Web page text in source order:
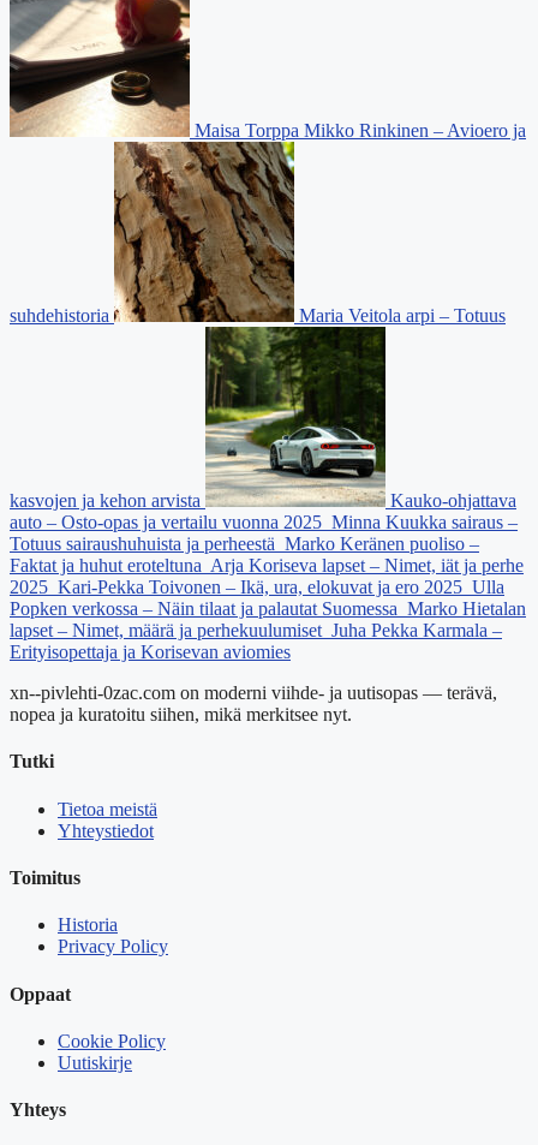
Maisa Torppa Mikko Rinkinen – Avioero ja
suhdehistoria Maria Veitola arpi – Totuus
kasvojen ja kehon arvista
Kauko-ohjattava
auto – Osto-opas ja vertailu vuonna 2025 Minna Kuukka sairaus –
Totuus sairaushuhuista ja perheestä Marko Keränen puoliso –
Faktat ja huhut eroteltuna Arja Koriseva lapset – Nimet, iät ja perhe
2025 Kari-Pekka Toivonen – Ikä, ura, elokuvat ja ero 2025 Ulla
Popken verkossa – Näin tilaat ja palautat Suomessa Marko Hietalan
lapset – Nimet, määrä ja perhekuulumiset Juha Pekka Karmala –
Erityisopettaja ja Korisevan aviomies
xn--pivlehti-0zac.com on moderni viihde- ja uutisopas — terävä,
nopea ja kuratoitu siihen, mikä merkitsee nyt.
Tutki
Tietoa meistä
Yhteystiedot
Toimitus
Historia
Privacy Policy
Oppaat
Cookie Policy
Uutiskirje
Yhteys